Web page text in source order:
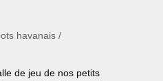
havanais /
de jeu de nos petits